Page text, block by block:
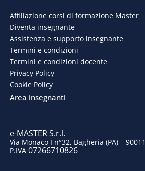
e
b
o
k
k
e
d
t
Affiliazione corsi di formazione Master
Diventa insegnante
Assistenza e supporto insegnante
Termini e condizioni
Termini e condizioni docente
Privacy Policy
Cookie Policy
Area insegnanti
e-MASTER S.r.l.
Via Monaco I n°32, Bagheria (PA) – 90011
P.IVA 07266710826